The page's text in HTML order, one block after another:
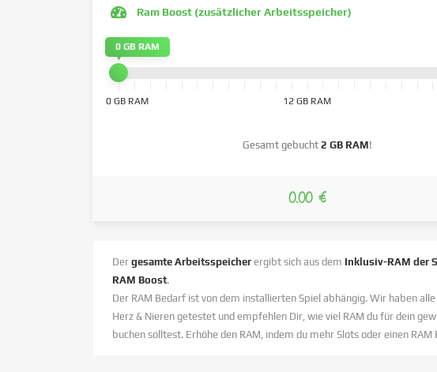
Ram Boost (zusätzlicher Arbeitsspeicher)
0 GB RAM 12 GB RAM
Gesamt gebucht 2 GB RAM!
0 GB RAM
0.00 €
Der gesamte Arbeitsspeicher ergibt sich aus dem Inklusiv-RAM der
RAM Boost.
Der RAM Bedarf ist von dem installierten Spiel abhängig. Wir haben
Herz & Nieren getestet und empfehlen Dir, wie viel RAM du für dein
buchen solltest. Erhöhe den RAM, indem du mehr Slots oder einen RAM